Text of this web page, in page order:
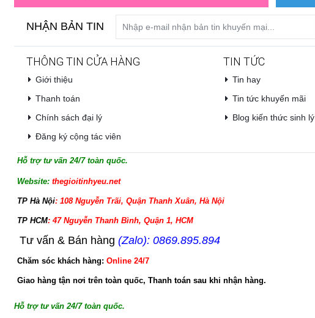
NHẬN BẢN TIN
THÔNG TIN CỬA HÀNG
Giới thiệu
Thanh toán
Chính sách đại lý
Đăng ký cộng tác viên
TIN TỨC
Tin hay
Tin tức khuyến mãi
Blog kiến thức sinh lý
Hỗ trợ tư vấn 24/7 toàn quốc.
Website: thegioitinhyeu.net
TP Hà Nội: 108 Nguyễn Trãi, Quận Thanh Xuân, Hà Nội
TP HCM: 47 Nguyễn Thanh Bình, Quận 1, HCM
Tư vấn & Bán hàng(Zalo): 0869.895.894
Chăm sóc khách hàng: Online 24/7
Giao hàng tận nơi trên toàn quốc, Thanh toán sau khi nhận hàng.
Hỗ trợ tư vấn 24/7 toàn quốc.